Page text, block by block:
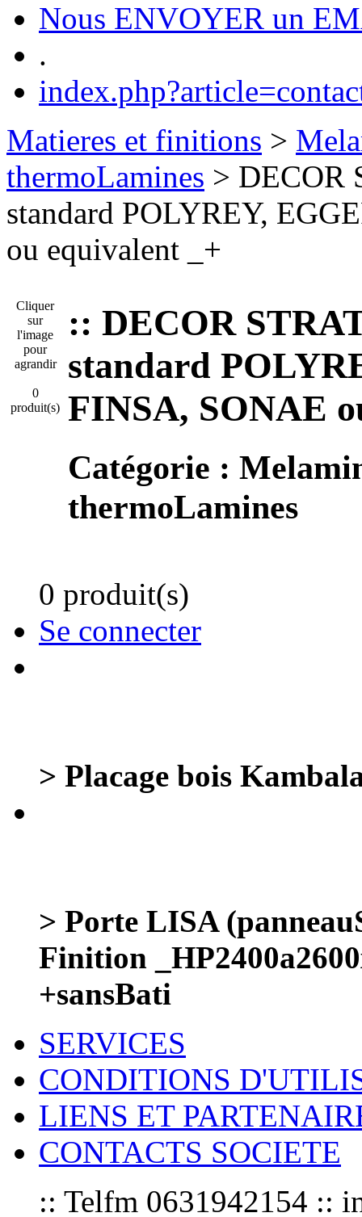
Nous ENVOYER un
.
Matieres et finitions >
thermoLamines > DECOR
standard POLYREY,
ou equivalent _+
Cliquer
sur
l'image
pour
agrandir
0
produit(s)
:: DECOR
standard
FINSA, SONAE
Catégorie :
thermoLamines
0 produit(s)
Se connecter
> Placage bois
> Porte LISA
Finition
+sansBati
SERVICES
CONDITIONS
LIENS ET
CONTACTS SOCIETE
:: Telfm 0631942154 ::